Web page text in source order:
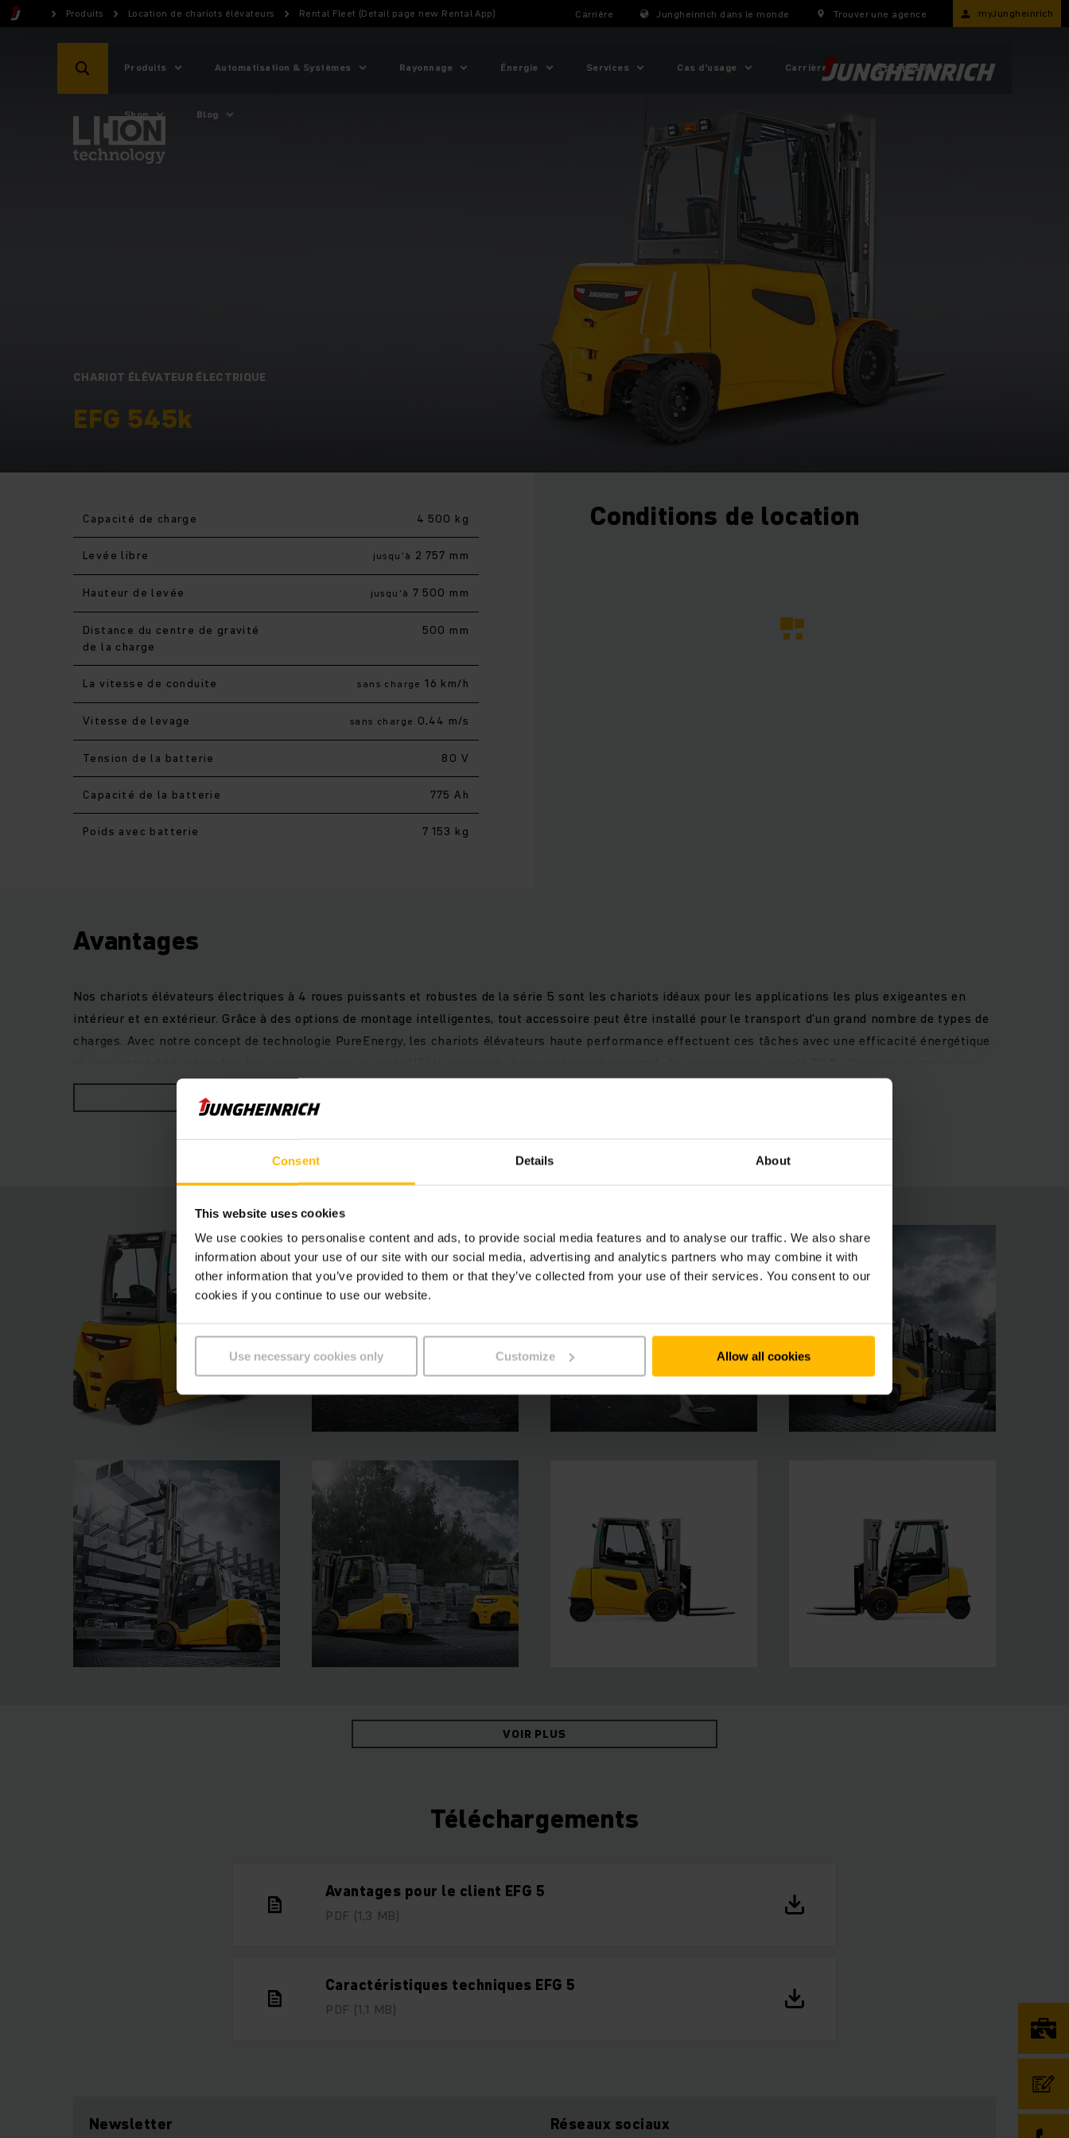
Consent Details About
This website uses cookies
We use cookies to personalise content and ads, to provide social media features and to analyse our traffic. We also share
information about your use of our site with our social media, advertising and analytics partners who may combine it with
other information that you’ve provided to them or that they’ve collected from your use of their services. You consent to our
cookies if you continue to use our website.
Use necessary cookies only Customize Allow all cookies
Produits Location de chariots élévateurs Rental Fleet (Detail page new Rental App) Carrière Jungheinrich dans le monde Trouver une agence myJungheinrich
Produits Automatisation & Systèmes Rayonnage Énergie Services Cas d'usage Carrière À propos ?
Shop Blog
CHARIOT ÉLÉVATEUR ÉLECTRIQUE
EFG 545k
Capacité de charge 4 500 kg
Levée libre jusqu’à 2 757 mm
Hauteur de levée jusqu’à 7 500 mm
Distance du centre de gravité
de la charge
500 mm
La vitesse de conduite sans charge 16 km/h
Vitesse de levage sans charge 0,44 m/s
Tension de la batterie 80 V
Capacité de la batterie 775 Ah
Poids avec batterie 7 153 kg
Conditions de location
Avantages
Nos chariots élévateurs électriques à 4 roues puissants et robustes de la série 5 sont les chariots idéaux pour les applications les plus exigeantes en
intérieur et en extérieur. Grâce à des options de montage intelligentes, tout accessoire peut être installé pour le transport d'un grand nombre de types de
charges. Avec notre concept de technologie PureEnergy, les chariots élévateurs haute performance effectuent ces tâches avec une efficacité énergétique
les modèles concurrents équivalents. Le mât compact avec champ de vision étendu et les organes de commande intelligents qui s’adaptent
individuellement à chaque profil de cariste et d’utilisation permettent une performance maximale à chaque trajet. Divers systèmes d’assistance et
VOIR PLUS
Téléchargements
Avantages pour le client EFG 5
PDF (1,3 MB)
Caractéristiques techniques EFG 5
PDF (1,1 MB)
Newsletter Réseaux sociaux